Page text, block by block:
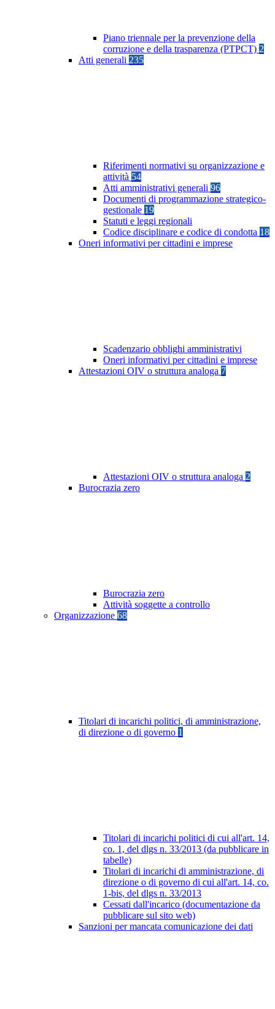
Piano triennale per la prevenzione della
corruzione e della trasparenza (PTPCT) 2
Atti generali 235
Riferimenti normativi su organizzazione e
attività 54
Atti amministrativi generali 96
Documenti di programmazione strategico-
gestionale 19
Statuti e leggi regionali
Codice disciplinare e codice di condotta 18
Oneri informativi per cittadini e imprese
Scadenzario obblighi amministrativi
Oneri informativi per cittadini e imprese
Attestazioni OIV o struttura analoga 7
Attestazioni OIV o struttura analoga 2
Burocrazia zero
Burocrazia zero
Attività soggette a controllo
Organizzazione 68
Titolari di incarichi politici, di amministrazione,
di direzione o di governo 1
Titolari di incarichi politici di cui all'art. 14,
co. 1, del dlgs n. 33/2013 (da pubblicare in
tabelle)
Titolari di incarichi di amministrazione, di
direzione o di governo di cui all'art. 14, co.
1-bis, del dlgs n. 33/2013
Cessati dall'incarico (documentazione da
pubblicare sul sito web)
Sanzioni per mancata comunicazione dei dati